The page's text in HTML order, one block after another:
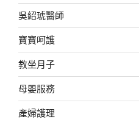
吳紹琥醫師
寶寶呵護
教坐月子
母嬰服務
產婦護理